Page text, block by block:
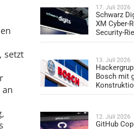
setzt
17. Juli 2026
Schwarz
XM Cyber-
Security-
13. Juli 2026
Bosch mit
12. Juli 2026
GitHub